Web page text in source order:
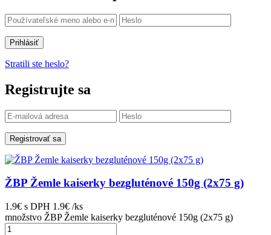
Prihlásiť
Stratili ste heslo?
Registrujte sa
Registrovať sa
ŽBP Žemle kaiserky bezgluténové 150g (2x75 g)
1.9€ s DPH 1.9€ /ks
množstvo ŽBP Žemle kaiserky bezgluténové 150g (2x75 g)